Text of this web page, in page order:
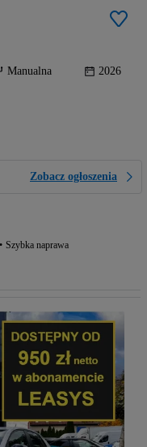
Manualna 2026
Zobacz ogłoszenia
Szybka naprawa